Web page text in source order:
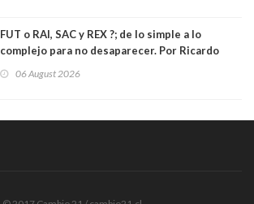
FUT o RAI, SAC y REX ?; de lo simple a lo
complejo para no desaparecer. Por Ricardo
06 August 2026